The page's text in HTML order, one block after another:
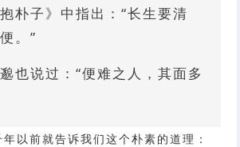
朴子》中指出：“长生要清
。”
也说过：“便难之人，其面多
以前就告诉我们这个朴素的道理：